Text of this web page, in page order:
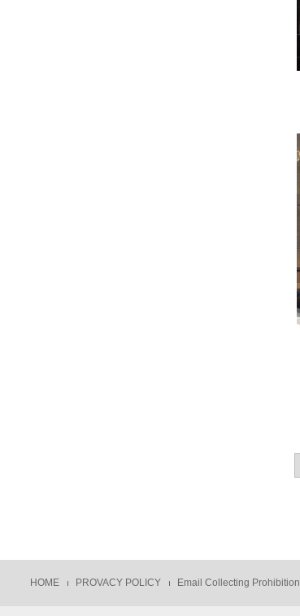
HOME PROVACY POLICY Email Collecting Prohibition